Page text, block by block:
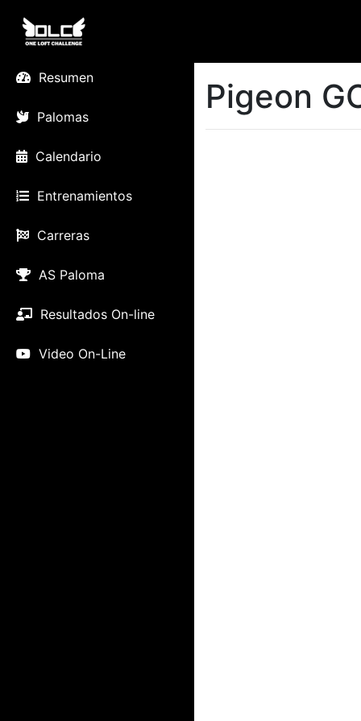
Resumen
Palomas
Calendario
Entrenamientos
Carreras
AS Paloma
Resultados On-line
Video On-Line
Pigeon